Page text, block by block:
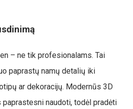
– ne tik profesionalams. Tai
paprastų namų detalių iki
ar dekoracijų. Modernūs 3D
naudoti, todėl pradėti